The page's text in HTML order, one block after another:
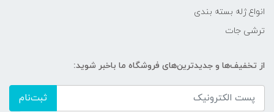
انواع ژله بسته بندی
ترشی جات
از تخفیف‌ها و جدیدترین‌های فروشگاه ما باخبر شوید:
ثبت‌نام